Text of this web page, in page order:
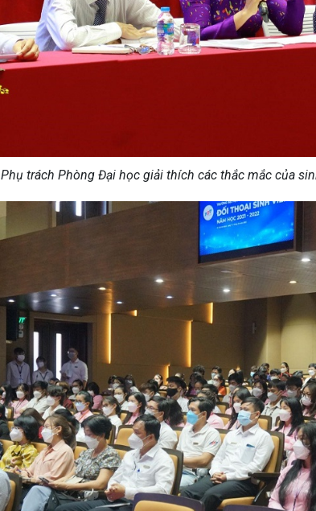
Phụ trách Phòng Đại học giải thích các thắc mắc của